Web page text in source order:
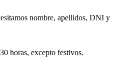
nombre, apellidos, DNI y
horas, excepto festivos.